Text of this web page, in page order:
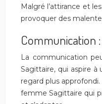
Malgré l’attirance et
provoquer des
Communication
La communication
Sagittaire, qui aspire à
regard plus
femme Sagittaire qui